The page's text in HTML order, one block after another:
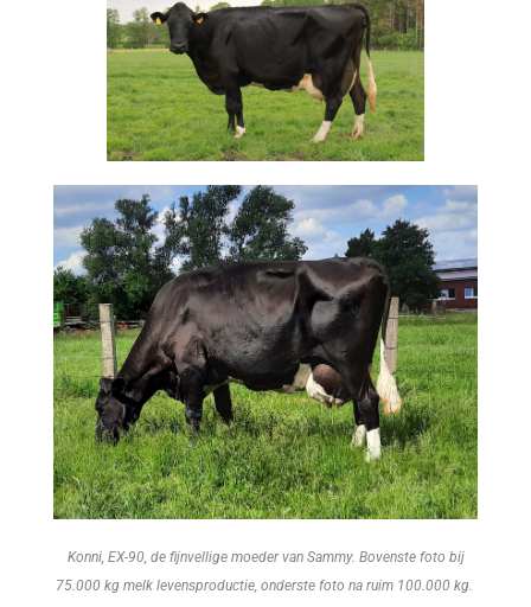
Konni, EX-90, de fijnvellige moeder van Sammy. Bovenste foto bij
75.000 kg melk levensproductie, onderste foto na ruim 100.000 kg.